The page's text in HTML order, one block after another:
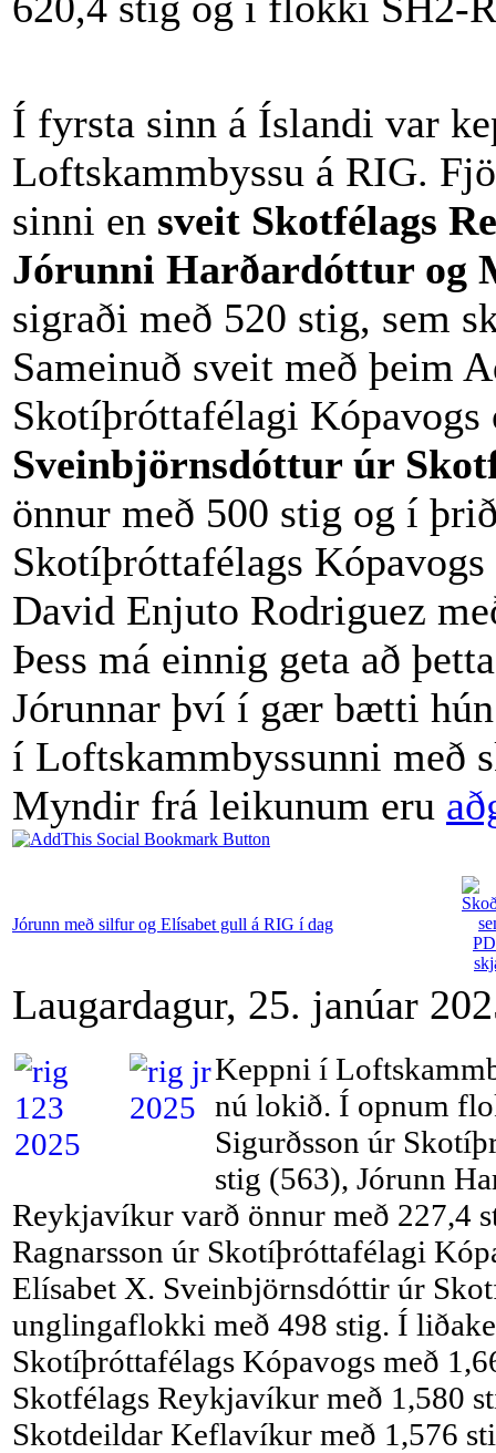
Í fyrsta sinn á Íslandi var
Loftskammbyssu á RIG.
sinni en sveit Skotfélags
Jórunni Harðardóttur og
sigraði með 520 stig, sem
Sameinuð sveit með þeim
Skotíþróttafélagi
Sveinbjörnsdóttur úr
önnur með 500 stig og í
Skotíþróttafélags
David Enjuto Rodriguez
Þess má einnig geta að
Jórunnar því í gær bætti
í Loftskammbyssunni með
Myndir frá leikunum eru
Jórunn með silfur og Elísabet gull á RIG í dag
Laugardagur, 25. janúar
Keppni í
nú lokið. Í opnum
Sigurðsson úr
stig (563), Jórunn
Reykjavíkur varð önnur með 227,4
Ragnarsson úr Skotíþróttafélagi
Elísabet X. Sveinbjörnsdóttir úr
unglingaflokki með 498 stig. Í
Skotíþróttafélags Kópavogs með
Skotfélags Reykjavíkur með 1,580
Skotdeildar Keflavíkur með 1,576